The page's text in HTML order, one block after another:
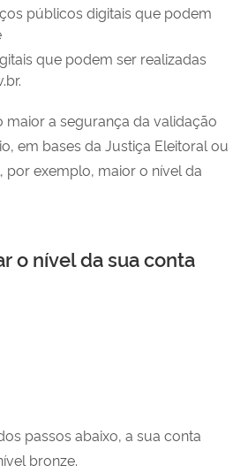
públicos digitais que podem
que podem ser realizadas
maior a segurança da validação
em bases da Justiça Eleitoral ou
por exemplo, maior o nível da
o nível da sua conta
passos abaixo, a sua conta
bronze.